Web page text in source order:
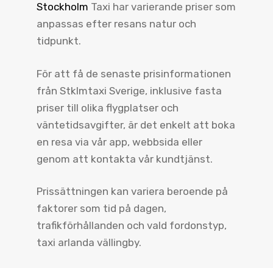
Stockholm Taxi har varierande priser som
anpassas efter resans natur och
tidpunkt.
För att få de senaste prisinformationen
från Stklmtaxi Sverige, inklusive fasta
priser till olika flygplatser och
väntetidsavgifter, är det enkelt att boka
en resa via vår app, webbsida eller
genom att kontakta vår kundtjänst.
Prissättningen kan variera beroende på
faktorer som tid på dagen,
trafikförhållanden och vald fordonstyp,
taxi arlanda vällingby.